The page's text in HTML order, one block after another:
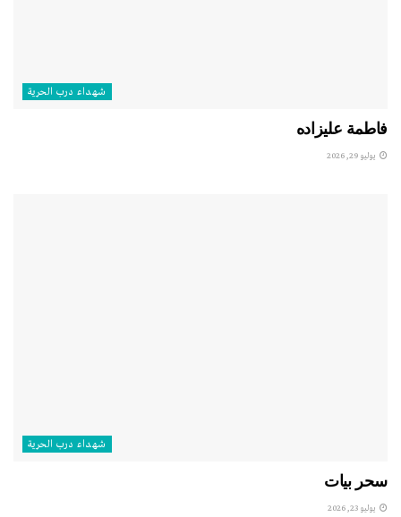
شهداء درب الحرية
فاطمة عليزاده
يوليو 29, 2026
شهداء درب الحرية
سحر بيات
يوليو 23, 2026